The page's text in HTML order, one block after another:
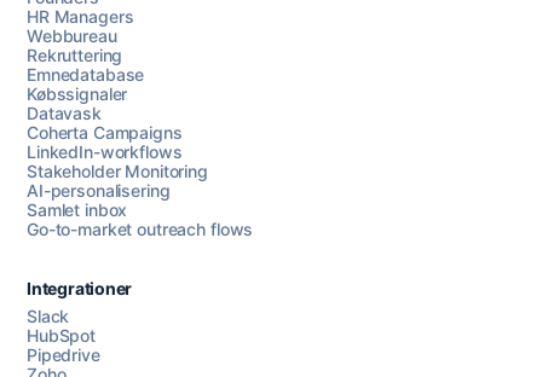
HR Managers
Webbureau
Rekruttering
Emnedatabase
Købssignaler
Datavask
Coherta Campaigns
LinkedIn-workflows
Stakeholder Monitoring
AI-personalisering
Samlet inbox
Go-to-market outreach flows
Integrationer
Slack
HubSpot
Pipedrive